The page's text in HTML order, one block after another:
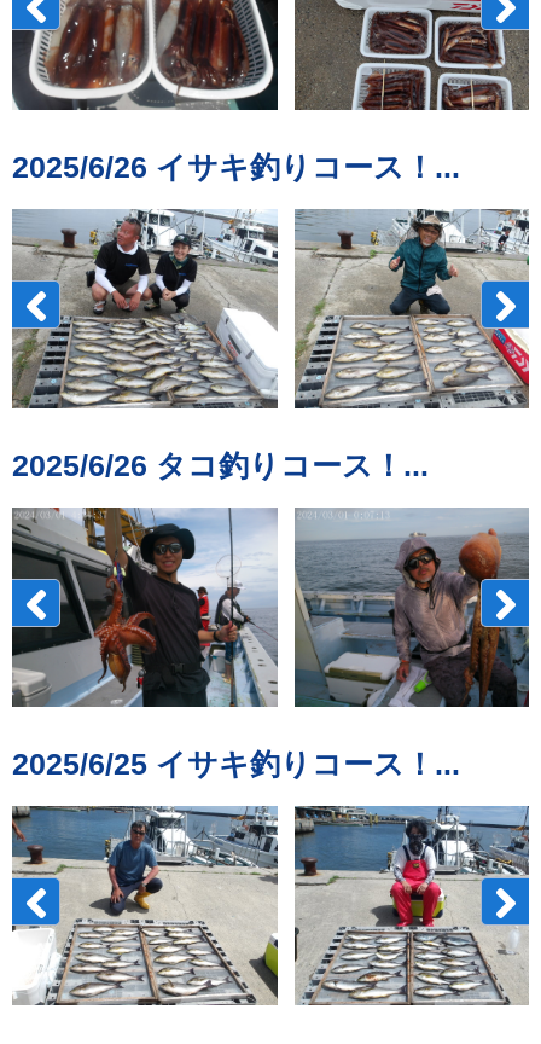
2025/6/26 イサキ釣りコース！...
2025/6/26 タコ釣りコース！...
2025/6/25 イサキ釣りコース！...